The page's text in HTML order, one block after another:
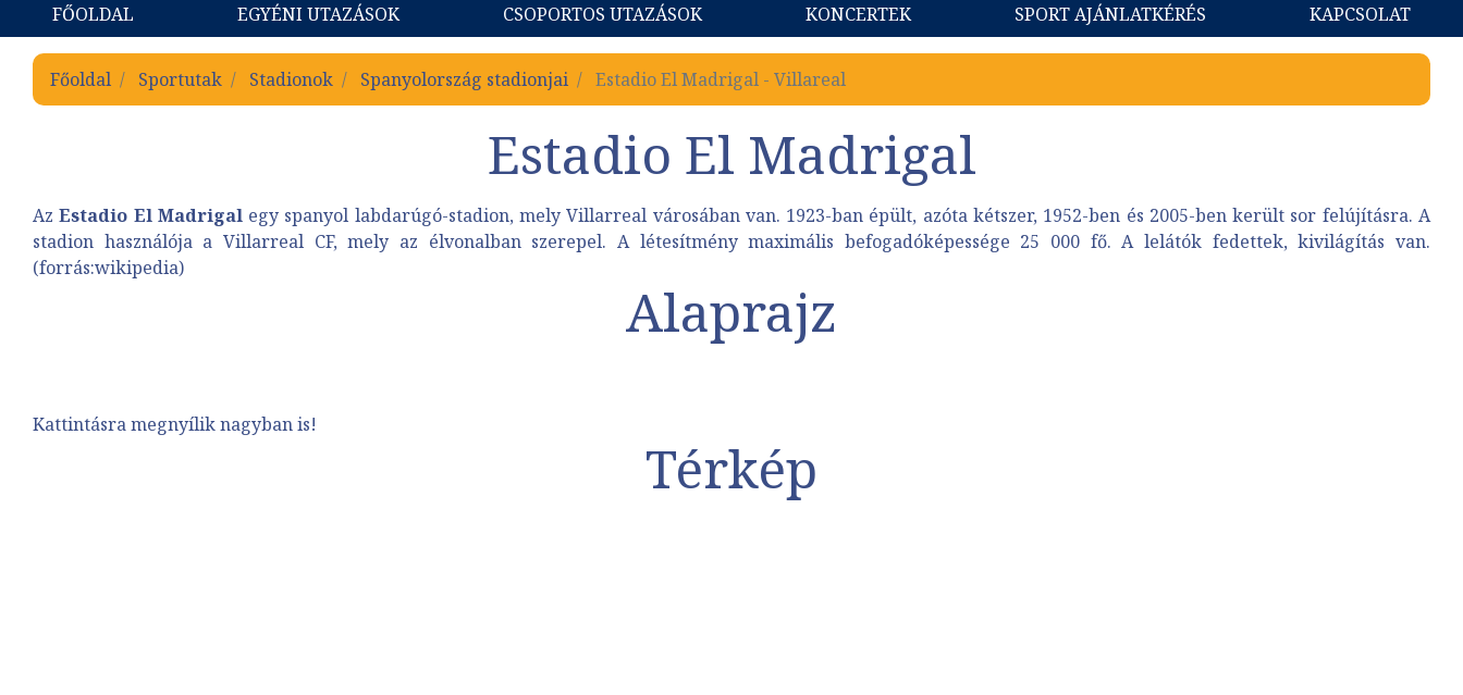
FŐOLDAL EGYÉNI UTAZÁSOK CSOPORTOS UTAZÁSOK KONCERTEK SPORT AJÁNLATKÉRÉS KAPCSOLAT
Főoldal Sportutak Stadionok Spanyolország stadionjai Estadio El Madrigal - Villareal
Estadio El Madrigal
AzEstadio El Madrigalegy spanyol labdarúgó-stadion, mely Villarreal városában van. 1923-ban épült, azóta kétszer, 1952-ben és 2005-ben került sor felújításra. A
stadion használója a Villarreal CF, mely az élvonalban szerepel. A létesítmény maximális befogadóképessége 25 000 fő. A lelátók fedettek, kivilágítás van.
(forrás:wikipedia)
Alaprajz
Kattintásra megnyílik nagyban is!
Térkép